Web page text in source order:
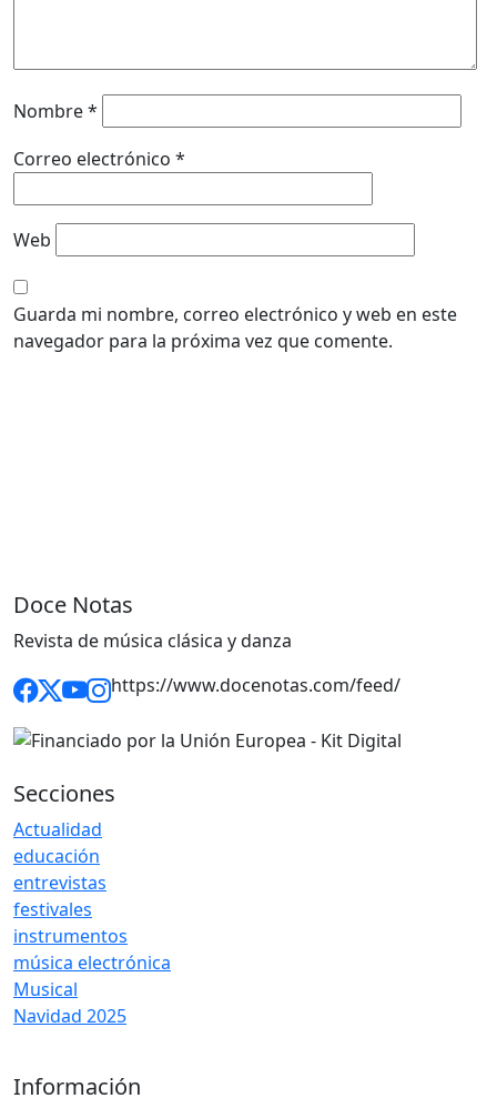
Nombre*
Correo electrónico *
Web
Guarda mi nombre, correo electrónico y web en este
navegador para la próxima vez que comente.
Doce Notas
Revista de música clásica y danza
https://www.docenotas.com/feed/
Secciones
Actualidad
educación
entrevistas
festivales
instrumentos
música electrónica
Musical
Navidad 2025
Información